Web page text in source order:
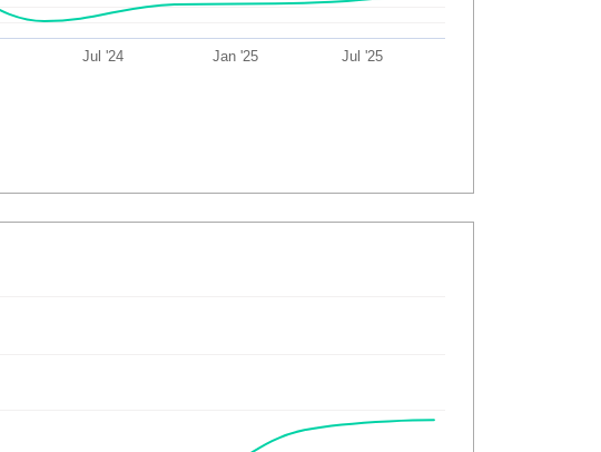
Jul '24 Jan '25 Jul '25